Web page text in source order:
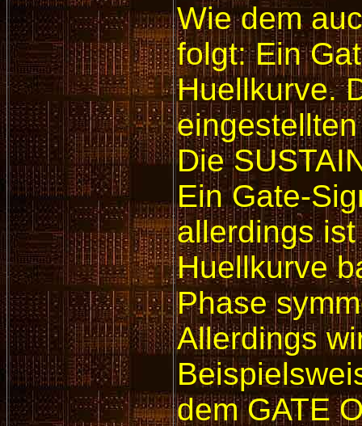
Wie dem
folgt: Ein
Huellkurve.
Die
Ein Gate-
allerdings
Huellkurve
Phase
Allerdings
dem GATE